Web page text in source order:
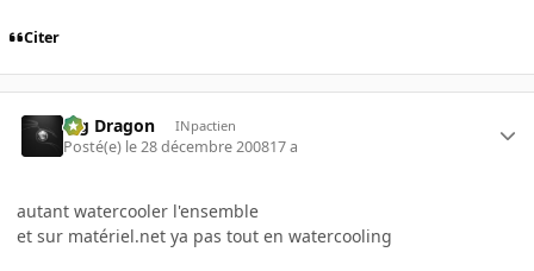
Citer
Big Dragon INpactien
Posté(e) le 28 décembre 200817 a
autant watercooler l'ensemble
et sur matériel.net ya pas tout en watercooling